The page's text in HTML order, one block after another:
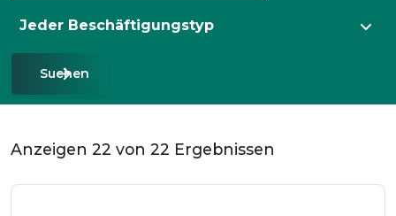
Suchen
Anzeigen 22 von 22 Ergebnissen